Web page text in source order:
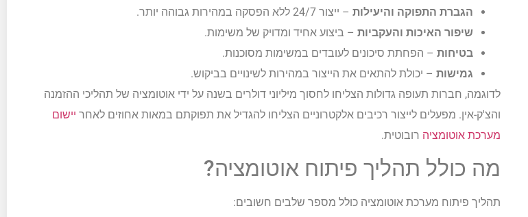
הגברת התפוקה והיעילות – ייצור 24/7 ללא הפסקה במהירות גבוהה יותר.
שיפור האיכות והעקביות – ביצוע אחיד ומדויק של משימות.
בטיחות – הפחתת סיכונים לעובדים במשימות מסוכנות.
גמישות – יכולת להתאים את הייצור במהירות לשינויים בביקוש.
לדוגמה, חברות תעופה גדולות הצליחו לחסוך מיליוני דולרים בשנה על ידי אוטומציה של תהליכי ההזמנה
והצ'ק-אין. מפעלים לייצור רכיבים אלקטרוניים הצליחו להגדיל את תפוקתם במאות אחוזים לאחר יישום
מערכת אוטומציה רובוטית.
מה כולל תהליך פיתוח אוטומציה?
תהליך פיתוח מערכת אוטומציה כולל מספר שלבים חשובים: